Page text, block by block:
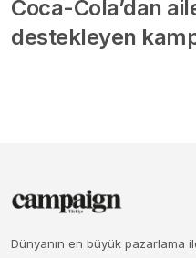
Coca-Cola’dan
destekleyen
Dünyanın en büyük pazarlama